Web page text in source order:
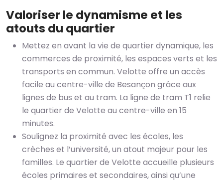
Valoriser le dynamisme et les
atouts du quartier
Mettez en avant la vie de quartier dynamique, les
commerces de proximité, les espaces verts et les
transports en commun. Velotte offre un accès
facile au centre-ville de Besançon grâce aux
lignes de bus et au tram. La ligne de tram T1 relie
le quartier de Velotte au centre-ville en 15
minutes.
Soulignez la proximité avec les écoles, les
crèches et l’université, un atout majeur pour les
familles. Le quartier de Velotte accueille plusieurs
écoles primaires et secondaires, ainsi qu’une